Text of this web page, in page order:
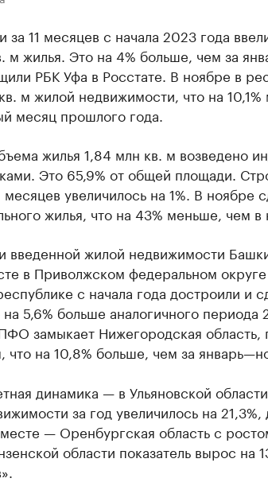
за 11 месяцев с начала 2023 года
м жилья. Это на 4% больше, чем за
РБК Уфа в Росстате. В ноябре в
м жилой недвижимости, что на
месяц прошлого года.
жилья 1,84 млн кв. м возведено
Это 65,9% от общей площади.
месяцев увеличилось на 1%. В ноябре
жилья, что на 43% меньше, чем в
введенной жилой недвижимости
в Приволжском федеральном
с начала года достроили и
5,6% больше аналогичного периода
замыкает Нижегородская область,
что на 10,8% больше, чем за
динамика — в Ульяновской
за год увеличилось на
— Оренбургская область с
области показатель вырос на